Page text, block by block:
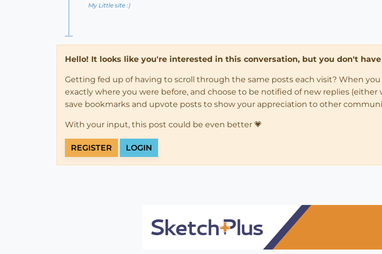
My Little site :)
Hello! It looks like you're interested in this conversation, but you don't
Getting fed up of having to scroll through the same posts each visit? When
exactly where you were before, and choose to be notified of new replies (either
save bookmarks and upvote posts to show your appreciation to other
With your input, this post could be even better 💗
REGISTER LOGIN